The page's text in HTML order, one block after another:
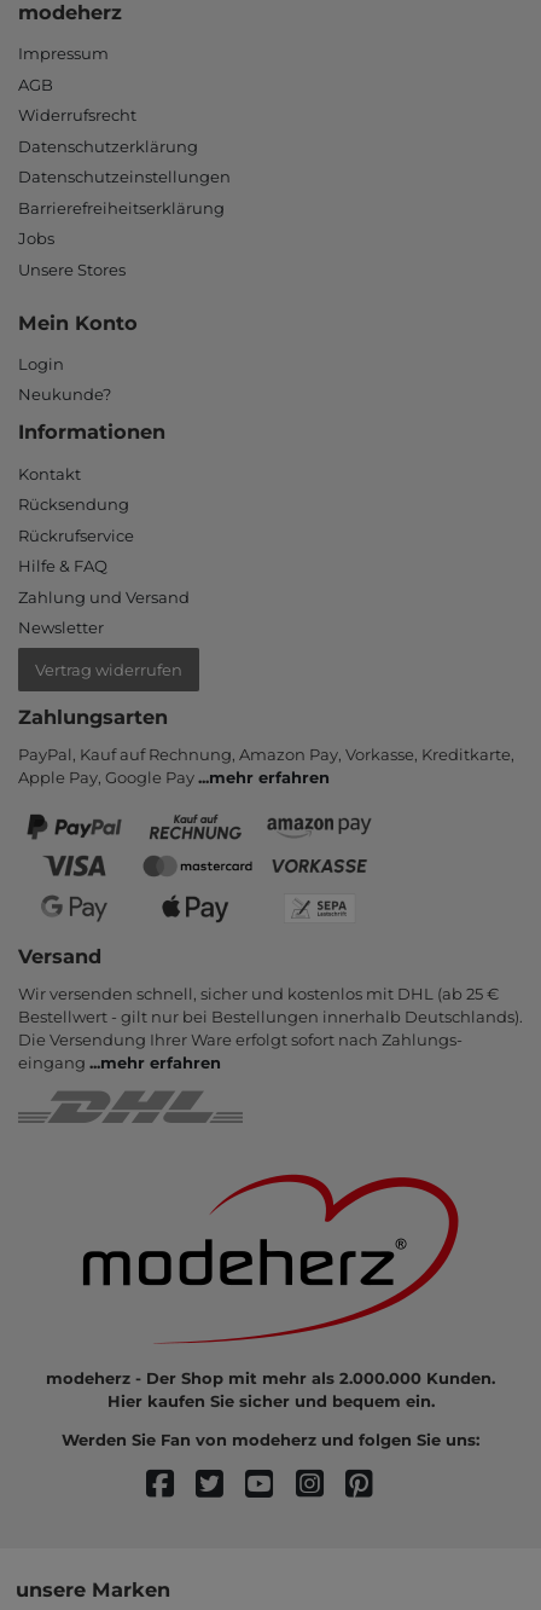
modeherz
Impressum
AGB
Widerrufsrecht
Datenschutzerklärung
Datenschutzeinstellungen
Barrierefreiheitserklärung
Jobs
Unsere Stores
Mein Konto
Login
Neukunde?
Informationen
Kontakt
Rücksendung
Rückrufservice
Hilfe & FAQ
Zahlung und Versand
Newsletter
Vertrag widerrufen
Zahlungsarten
PayPal, Kauf auf Rechnung, Amazon Pay, Vor­kasse, Kredit­karte,
Apple Pay, Google Pay...mehr erfahren
Versand
Wir versenden schnell, sicher und kostenlos mit DHL (ab 25 €
Bestell­wert - gilt nur bei Bestel­lungen inner­halb Deutsch­lands).
Die Ver­sendung Ihrer Ware er­folgt sofort nach Zahlungs­
eingang ...mehr erfahren
modeherz - Der Shop mit mehr als 2.000.000 Kunden.
Hier kaufen Sie sicher und bequem ein.
Werden Sie Fan von modeherz und folgen Sie uns:
unsere Marken